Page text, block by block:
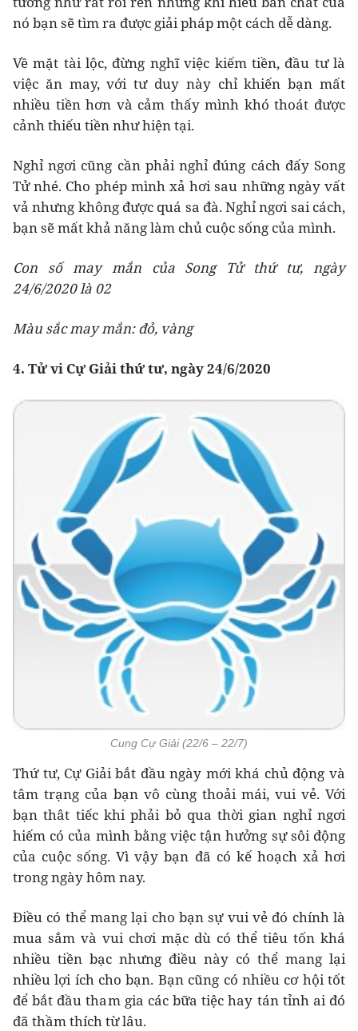
nó bạn sẽ tìm ra được giải pháp một cách dễ dàng.
Về mặt tài lộc, đừng nghĩ việc kiếm tiền, đầu tư là
việc ăn may, với tư duy này chỉ khiến bạn mất
nhiều tiền hơn và cảm thấy mình khó thoát được
cảnh thiếu tiền như hiện tại.
Nghỉ ngơi cũng cần phải nghỉ đúng cách đấy Song
Tử nhé. Cho phép mình xả hơi sau những ngày vất
vả nhưng không được quá sa đà. Nghỉ ngơi sai cách,
bạn sẽ mất khả năng làm chủ cuộc sống của mình.
Con số may mắn của Song Tử thứ tư, ngày
24/6/2020 là 02
Màu sắc may mắn: đỏ, vàng
4. Tử vi Cự Giải thứ tư, ngày 24/6/2020
Cung Cự Giải (22/6 – 22/7)
Thứ tư, Cự Giải bắt đầu ngày mới khá chủ động và
tâm trạng của bạn vô cùng thoải mái, vui vẻ. Với
bạn thât tiếc khi phải bỏ qua thời gian nghỉ ngơi
hiếm có của mình bằng việc tận hưởng sự sôi động
của cuộc sống. Vì vậy bạn đã có kế hoạch xả hơi
trong ngày hôm nay.
Điều có thể mang lại cho bạn sự vui vẻ đó chính là
mua sắm và vui chơi mặc dù có thể tiêu tốn khá
nhiều tiền bạc nhưng điều này có thể mang lại
nhiều lợi ích cho bạn. Bạn cũng có nhiều cơ hội tốt
để bắt đầu tham gia các bữa tiệc hay tán tỉnh ai đó
đã thầm thích từ lâu.